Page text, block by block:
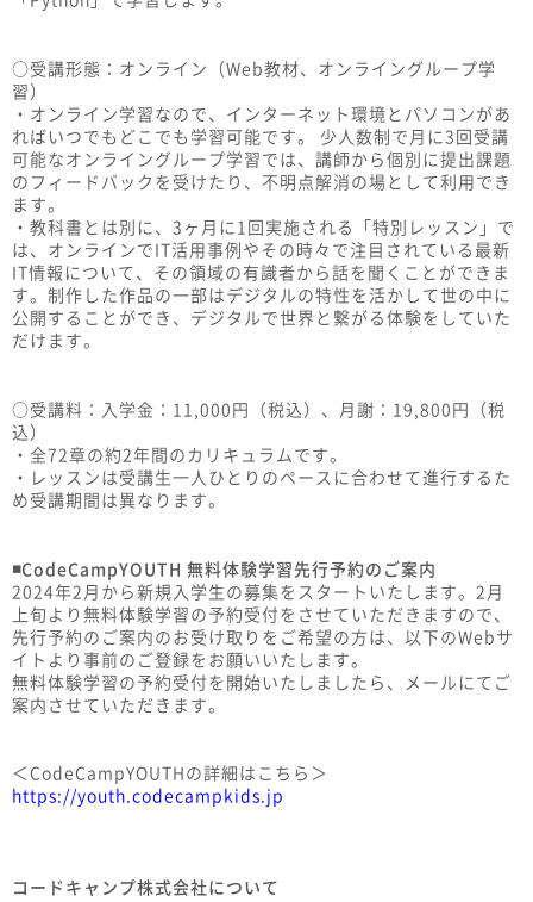
○受講形態：オンライン（Web教材、オンライングループ学
習）
・オンライン学習なので、インターネット環境とパソコンがあ
ればいつでもどこでも学習可能です。 少人数制で月に3回受講
可能なオンライングループ学習では、講師から個別に提出課題
のフィードバックを受けたり、不明点解消の場として利用でき
ます。
・教科書とは別に、3ヶ月に1回実施される「特別レッスン」で
は、オンラインでIT活用事例やその時々で注目されている最新
IT情報について、その領域の有識者から話を聞くことができま
す。制作した作品の一部はデジタルの特性を活かして世の中に
公開することができ、デジタルで世界と繋がる体験をしていた
だけます。
○受講料：入学金：11,000円（税込）、月謝：19,800円（税
込）
・全72章の約2年間のカリキュラムです。
・レッスンは受講生一人ひとりのペースに合わせて進行するた
め受講期間は異なります。
◾️CodeCampYOUTH 無料体験学習先行予約のご案内
2024年2月から新規入学生の募集をスタートいたします。2月
上旬より無料体験学習の予約受付をさせていただきますので、
先行予約のご案内のお受け取りをご希望の方は、以下のWebサ
イトより事前のご登録をお願いいたします。
無料体験学習の予約受付を開始いたしましたら、メールにてご
案内させていただきます。
＜CodeCampYOUTHの詳細はこちら＞
https://youth.codecampkids.jp
コードキャンプ株式会社について